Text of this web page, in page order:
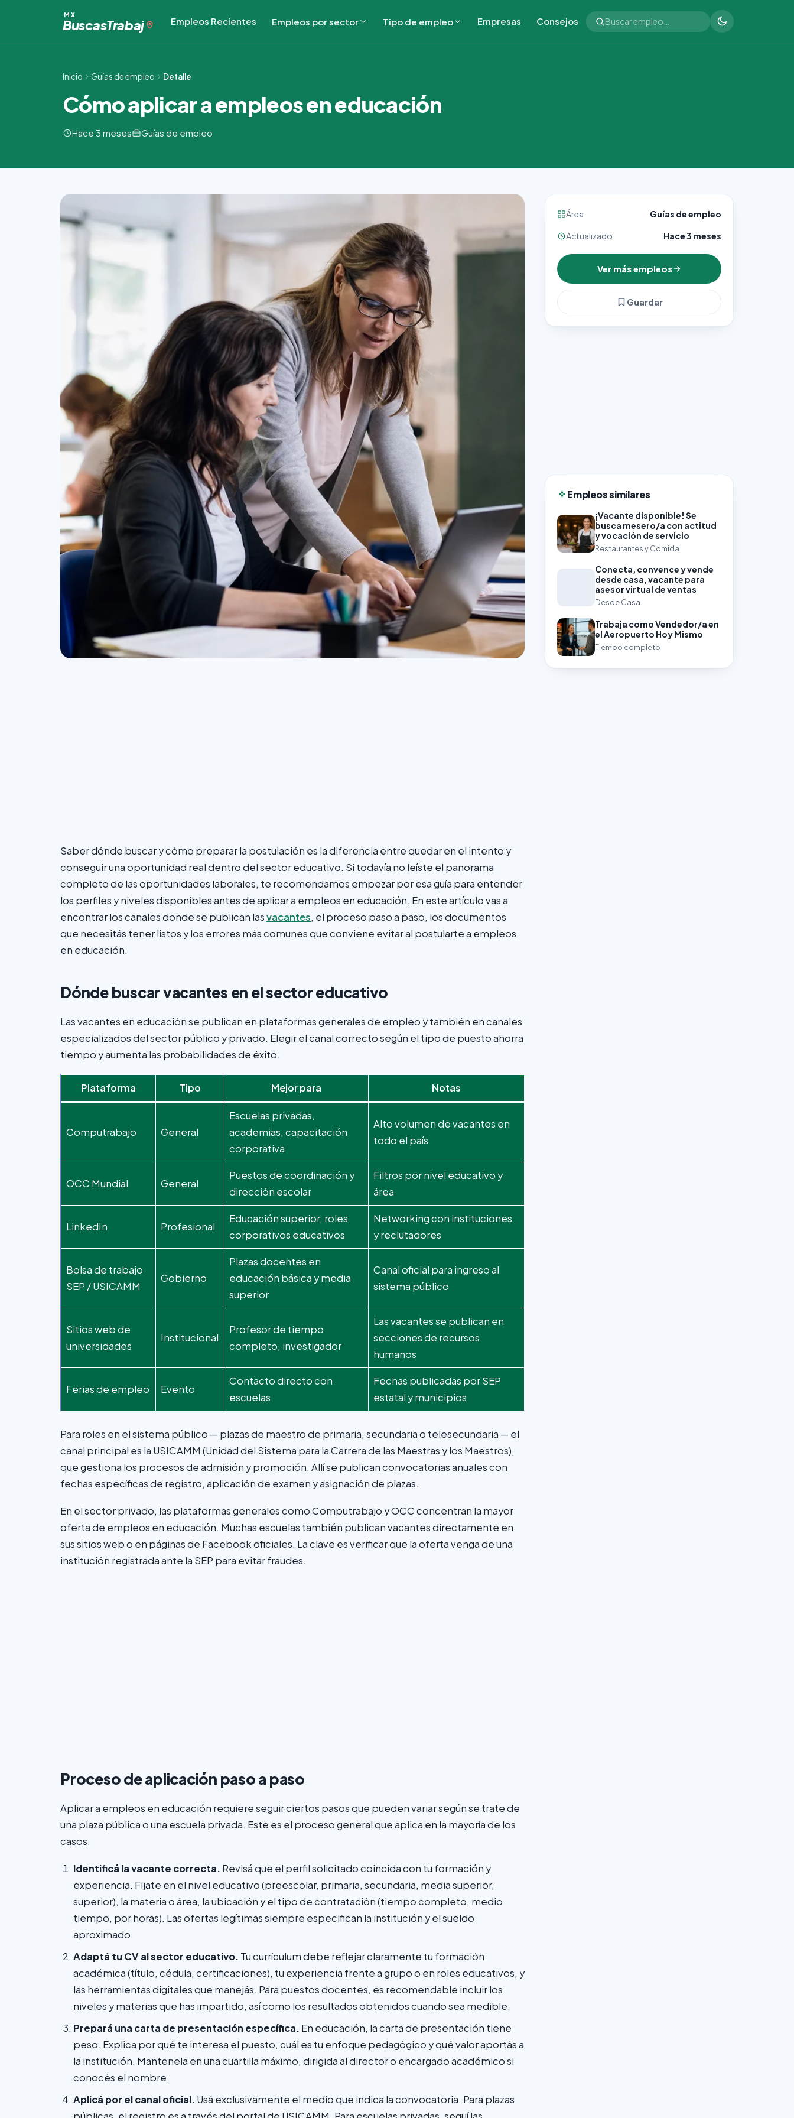
MX
BuscasTrabaj Empleos Recientes Empleos por sector Tipo de empleo Empresas Consejos
Inicio Guías de empleo Detalle
Cómo aplicar a empleos en educación
Hace 3 meses Guías de empleo
Saber dónde buscar y cómo preparar la postulación es la diferencia entre quedar en el intento y
conseguir una oportunidad real dentro del sector educativo. Si todavía no leíste el panorama
completo de las oportunidades laborales, te recomendamos empezar por esa guía para entender
los perfiles y niveles disponibles antes de aplicar a empleos en educación. En este artículo vas a
encontrar los canales donde se publican lasvacantes, el proceso paso a paso, los documentos
que necesitás tener listos y los errores más comunes que conviene evitar al postularte a empleos
en educación.
Dónde buscar vacantes en el sector educativo
Las vacantes en educación se publican en plataformas generales de empleo y también en canales
especializados del sector público y privado. Elegir el canal correcto según el tipo de puesto ahorra
tiempo y aumenta las probabilidades de éxito.
Plataforma Tipo Mejor para Notas
Computrabajo General
Escuelas privadas,
academias, capacitación
corporativa
Alto volumen de vacantes en
todo el país
OCC Mundial General
Puestos de coordinación y
dirección escolar
Filtros por nivel educativo y
área
LinkedIn Profesional
Educación superior, roles
corporativos educativos
Networking con instituciones
y reclutadores
Bolsa de trabajo
SEP / USICAMM
Gobierno
Plazas docentes en
educación básica y media
superior
Canal oficial para ingreso al
sistema público
Sitios web de
universidades
Institucional
Profesor de tiempo
completo, investigador
Las vacantes se publican en
secciones de recursos
humanos
Ferias de empleo Evento
Contacto directo con
escuelas
Fechas publicadas por SEP
estatal y municipios
Para roles en el sistema público — plazas de maestro de primaria, secundaria o telesecundaria — el
canal principal es la USICAMM (Unidad del Sistema para la Carrera de las Maestras y los Maestros),
que gestiona los procesos de admisión y promoción. Allí se publican convocatorias anuales con
fechas específicas de registro, aplicación de examen y asignación de plazas.
En el sector privado, las plataformas generales como Computrabajo y OCC concentran la mayor
oferta de empleos en educación. Muchas escuelas también publican vacantes directamente en
sus sitios web o en páginas de Facebook oficiales. La clave es verificar que la oferta venga de una
institución registrada ante la SEP para evitar fraudes.
Proceso de aplicación paso a paso
Aplicar a empleos en educación requiere seguir ciertos pasos que pueden variar según se trate de
una plaza pública o una escuela privada. Este es el proceso general que aplica en la mayoría de los
casos:
Identificá la vacante correcta. Revisá que el perfil solicitado coincida con tu formación y
experiencia. Fijate en el nivel educativo (preescolar, primaria, secundaria, media superior,
superior), la materia o área, la ubicación y el tipo de contratación (tiempo completo, medio
tiempo, por horas). Las ofertas legítimas siempre especifican la institución y el sueldo
aproximado.
Adaptá tu CV al sector educativo. Tu currículum debe reflejar claramente tu formación
académica (título, cédula, certificaciones), tu experiencia frente a grupo o en roles educativos, y
las herramientas digitales que manejás. Para puestos docentes, es recomendable incluir los
niveles y materias que has impartido, así como los resultados obtenidos cuando sea medible.
Prepará una carta de presentación específica. En educación, la carta de presentación tiene
peso. Explica por qué te interesa el puesto, cuál es tu enfoque pedagógico y qué valor aportás a
la institución. Mantenela en una cuartilla máximo, dirigida al director o encargado académico si
conocés el nombre.
Aplicá por el canal oficial. Usá exclusivamente el medio que indica la convocatoria. Para plazas
Área Guías de empleo
Actualizado Hace 3 meses
Ver más empleos
Guardar
Empleos similares
¡Vacante disponible! Se
busca mesero/a con actitud
y vocación de servicio
Restaurantes y Comida
Conecta, convence y vende
desde casa, vacante para
asesor virtual de ventas
Desde Casa
Trabaja como Vendedor/a en
el Aeropuerto Hoy Mismo
Tiempo completo